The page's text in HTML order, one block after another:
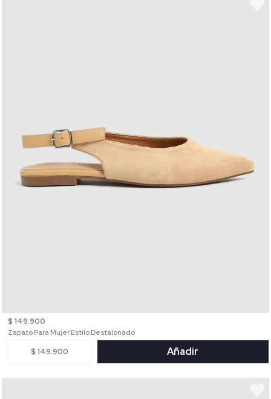
$ 149.900
Zapato Para Mujer Estilo Destalonado
$ 149.900 Añadir